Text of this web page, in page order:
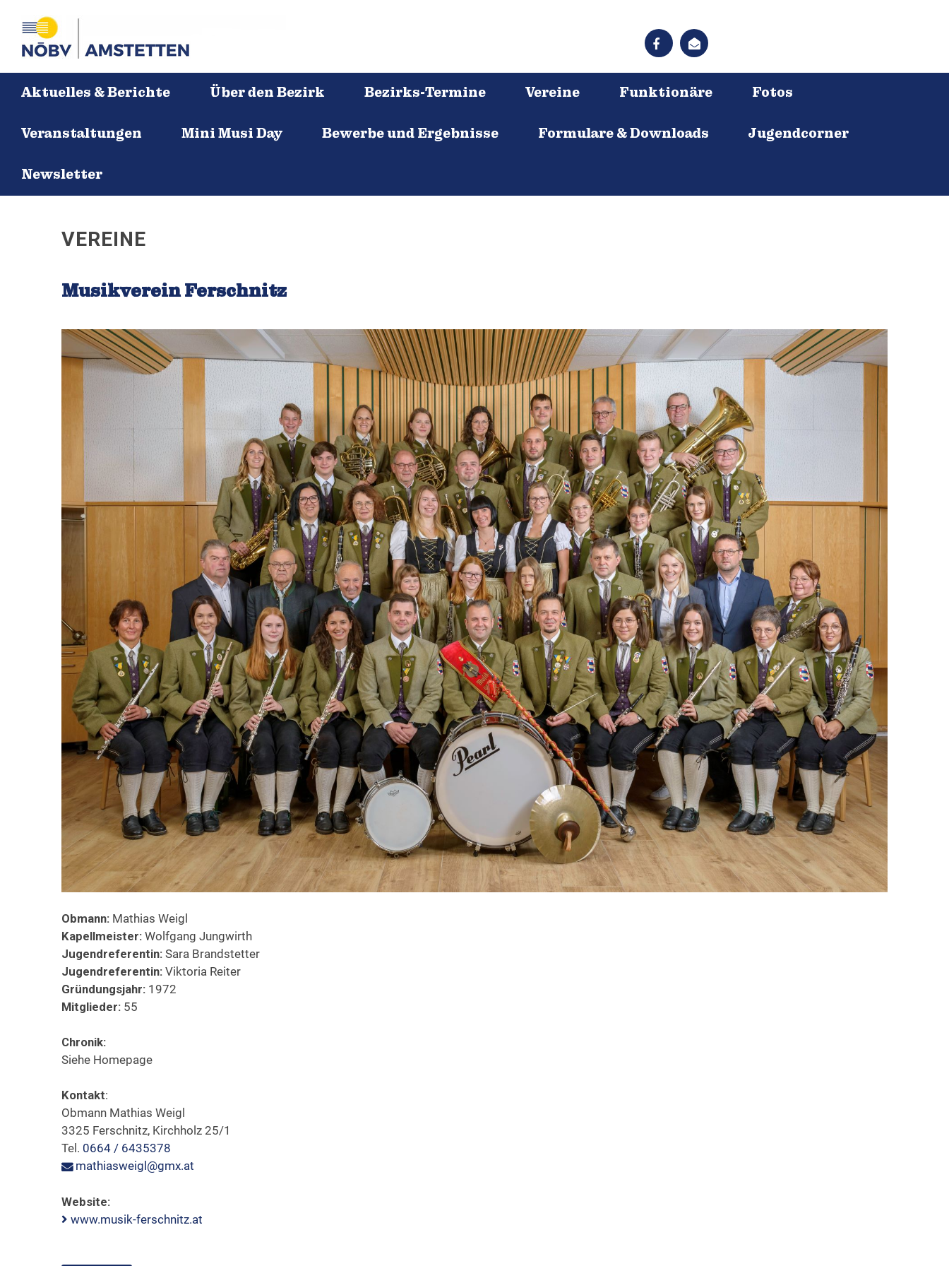
Aktuelles & Berichte Über den Bezirk Bezirks-Termine Vereine Funktionäre Fotos
Veranstaltungen Mini Musi Day Bewerbe und Ergebnisse Formulare & Downloads Jugendcorner
Newsletter
VEREINE
Musikverein Ferschnitz
Obmann: Mathias Weigl
Kapellmeister: Wolfgang Jungwirth
Jugendreferentin: Sara Brandstetter
Jugendreferentin: Viktoria Reiter
Gründungsjahr: 1972
Mitglieder: 55
Chronik:
Siehe Homepage
Kontakt:
Obmann Mathias Weigl
3325 Ferschnitz, Kirchholz 25/1
Tel. 0664 / 6435378
mathiasweigl@gmx.at
Website:
www.musik-ferschnitz.at